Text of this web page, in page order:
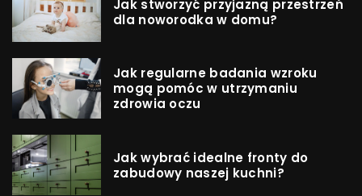
Jak stworzyć przyjazną przestrzeń
dla noworodka w domu?
Jak regularne badania wzroku
mogą pomóc w utrzymaniu
zdrowia oczu
Jak wybrać idealne fronty do
zabudowy naszej kuchni?